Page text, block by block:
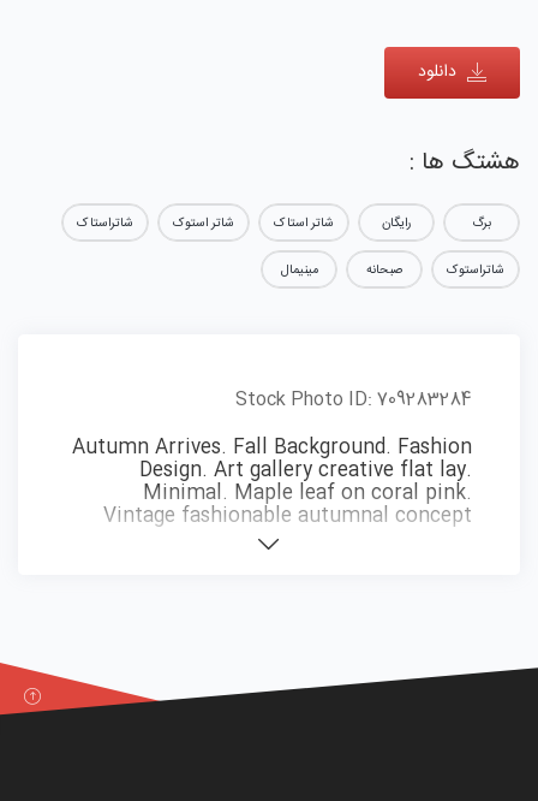
دانلود
هشتگ ها :
برگ رایگان شاتر استاک شاتر استوک شاتراستاک
شاتراستوک صبحانه مینیمال
Stock Photo ID: 709283284
Autumn Arrives. Fall Background. Fashion
Design. Art gallery creative flat lay.
Minimal. Maple leaf on coral pink.
Vintage fashionable autumnal concept